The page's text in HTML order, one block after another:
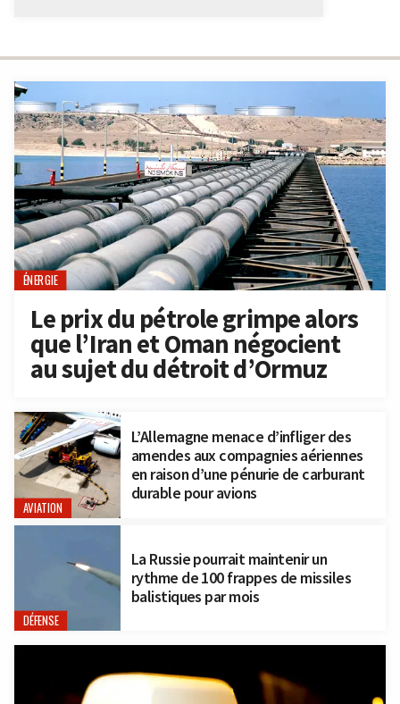
ÉNERGIE
Le prix du pétrole grimpe alors
que l’Iran et Oman négocient
au sujet du détroit d’Ormuz
AVIATION
L’Allemagne menace d’infliger des
amendes aux compagnies aériennes
en raison d’une pénurie de carburant
durable pour avions
DÉFENSE
La Russie pourrait maintenir un
rythme de 100 frappes de missiles
balistiques par mois